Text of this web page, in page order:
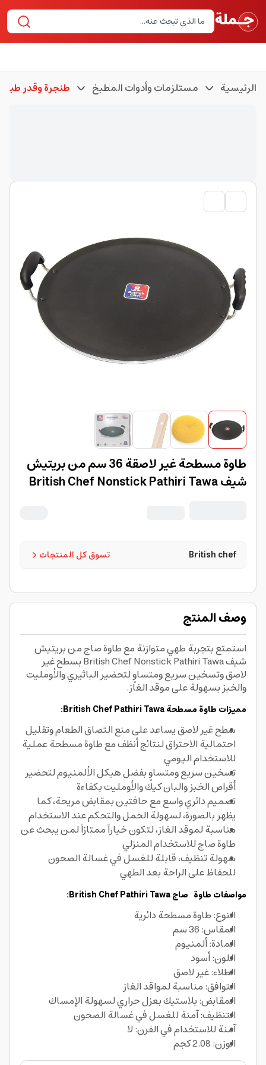
الرئيسية مستلزمات وأدوات المطبخ طنجرة وقدر طبخ
طاوة مسطحة غير لاصقة 36 سم من بريتيش
شيف British Chef Nonstick Pathiri Tawa
تسوق كل المنتجات British chef
وصف المنتج
استمتع بتجربة طهي متوازنة مع طاوة صاج من بريتيش
شيف British Chef Nonstick Pathiri Tawa بسطح غير
لاصق وتسخين سريع ومتساوٍ لتحضير الباثيري والأومليت
والخبز بسهولة على موقد الغاز.
مميزات طاوة مسطحة British Chef Pathiri Tawa:
سطح غير لاصق يساعد على منع التصاق الطعام وتقليل
احتمالية الاحتراق لنتائج أنظف مع طاوة مسطحة عملية
للاستخدام اليومي
تسخين سريع ومتساوٍ بفضل هيكل الألمنيوم لتحضير
أقراص الخبز والبان كيك والأومليت بكفاءة
تصميم دائري واسع مع حافتين بمقابض مريحة، كما
يظهر بالصورة، لسهولة الحمل والتحكم عند الاستخدام
مناسبة لموقد الغاز، لتكون خياراً ممتازاً لمن يبحث عن
طاوة صاج للاستخدام المنزلي
سهولة تنظيف، قابلة للغسل في غسالة الصحون
للحفاظ على الراحة بعد الطهي
مواصفات طاوة صاج British Chef Pathiri Tawa:
النوع: طاوة مسطحة دائرية
المقاس: 36 سم
المادة: ألمنيوم
اللون: أسود
الطلاء: غير لاصق
التوافق: مناسبة لمواقد الغاز
المقابض: بلاستيك بعزل حراري لسهولة الإمساك
التنظيف: آمنة للغسل في غسالة الصحون
آمنة للاستخدام في الفرن: لا
الوزن: 2.08 كجم